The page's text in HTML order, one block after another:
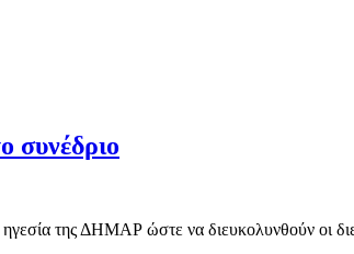
συνέδριο
της ΔΗΜΑΡ ώστε να διευκολυνθούν οι